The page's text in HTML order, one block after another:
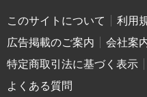
このサイトについて 利用
広告掲載のご案内
会社案
特定商取引法に基づく表示
よくある質問